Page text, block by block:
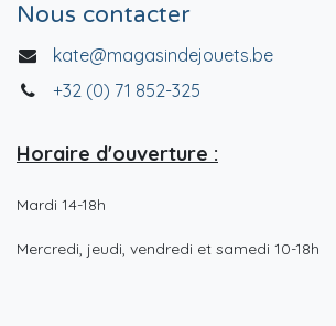
Nous contacter
kate@magasindejouets.be
+32 (0) 71 852-325
Horaire d'ouverture :
Mardi 14-18h
Mercredi, jeudi, vendredi et samedi 10-18h